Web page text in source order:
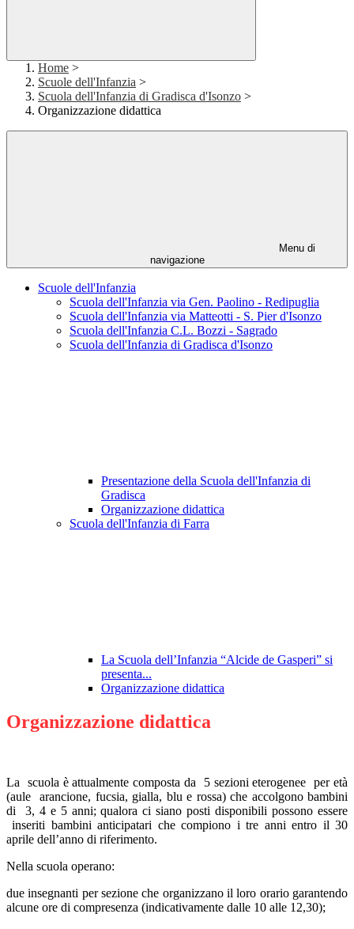
Home >
Scuole dell'Infanzia >
Scuola dell'Infanzia di Gradisca d'Isonzo >
Organizzazione didattica
Menu di
navigazione
Scuole dell'Infanzia
Scuola dell'Infanzia via Gen. Paolino - Redipuglia
Scuola dell'Infanzia via Matteotti - S. Pier d'Isonzo
Scuola dell'Infanzia C.L. Bozzi - Sagrado
Scuola dell'Infanzia di Gradisca d'Isonzo
Presentazione della Scuola dell'Infanzia di
Gradisca
Organizzazione didattica
Scuola dell'Infanzia di Farra
La Scuola dell’Infanzia “Alcide de Gasperi” si
presenta...
Organizzazione didattica
Organizzazione didattica
La scuola è attualmente composta da 5 sezioni eterogenee per età
(aule arancione, fucsia, gialla, blu e rossa) che accolgono bambini
di 3, 4 e 5 anni; qualora ci siano posti disponibili possono essere
inseriti bambini anticipatari che compiono i tre anni entro il 30
aprile dell’anno di riferimento.
Nella scuola operano:
due insegnanti per sezione che organizzano il loro orario garantendo
alcune ore di compresenza (indicativamente dalle 10 alle 12,30);